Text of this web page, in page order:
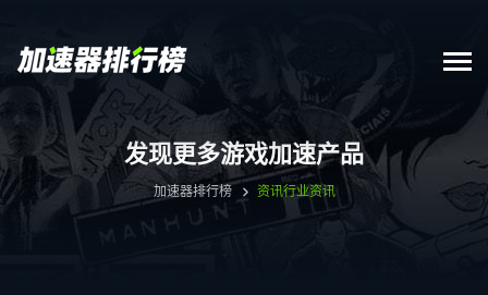
发现更多游戏加速产品
加速器排行榜 资讯行业资讯